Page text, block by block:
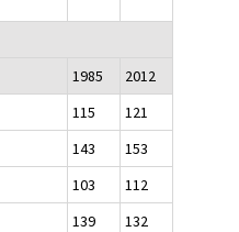
1985
2012
115
121
143
153
103
112
139
132